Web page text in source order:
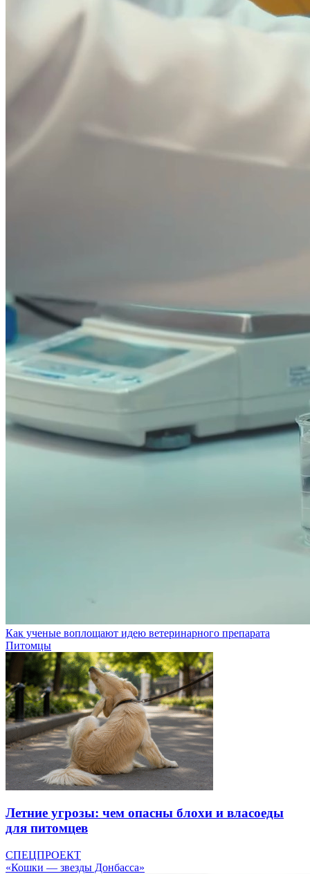
Как ученые воплощают идею ветеринарного препарата
Питомцы
Летние угрозы: чем опасны блохи и власоеды
для питомцев
СПЕЦПРОЕКТ
«Кошки — звезды Донбасса»